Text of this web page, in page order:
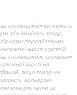
споживачів» ви можете
або обміняти товар,
норм передбачених
якості стаття 9.
споживачів»: споживач
якості на
якщо товар не
кольором,
використаний за